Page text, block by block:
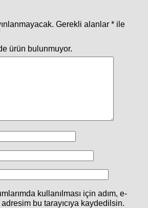
ürün bulunmuyor.
bulunmuyor.
Gerekli alanlar * ile
kullanılması için adım, e-
bu tarayıcıya kaydedilsin.